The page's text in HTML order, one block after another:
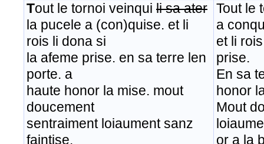
Tout le tornoi veinqui li sa ater
la pucele a (con)quise. et li
rois li dona si
la afeme prise. en sa terre len
porte. a
haute honor la mise. mout
doucement
sentraiment loiaument sanz
faintise.
Tout le
a
et li
prise.
En sa
honor
Mout
or a la